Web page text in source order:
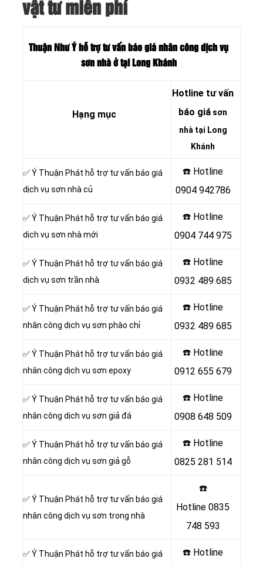
vật tư miễn phí
Thuận Như Ý hỗ trợ tư vấn báo giá nhân công dịch vụ
sơn nhà ở tại Long Khánh
Hạng mục
Hotline tư vấn
báo giá sơn
nhà tại Long
Khánh
✅ Ý Thuận Phát hỗ trợ tư vấn báo giá
dịch vụ sơn nhà củ
☎️ Hotline
0904 942786
✅ Ý Thuận Phát hỗ trợ tư vấn báo giá
dịch vụ sơn nhà mới
☎️ Hotline
0904 744 975
✅ Ý Thuận Phát hỗ trợ tư vấn báo giá
dịch vụ sơn trần nhà
☎️ Hotline
0932 489 685
✅ Ý Thuận Phát hỗ trợ tư vấn báo giá
nhân công dịch vụ sơn phào chỉ
☎️ Hotline
0932 489 685
✅ Ý Thuận Phát hỗ trợ tư vấn báo giá
nhân công dịch vụ sơn epoxy
☎️ Hotline
0912 655 679
✅ Ý Thuận Phát hỗ trợ tư vấn báo giá
nhân công dịch vụ sơn giả đá
☎️ Hotline
0908 648 509
✅ Ý Thuận Phát hỗ trợ tư vấn báo giá
nhân công dịch vụ sơn giả gỗ
☎️ Hotline
0825 281 514
✅ Ý Thuận Phát hỗ trợ tư vấn báo giá
nhân công dịch vụ sơn trong nhà
☎️
Hotline 0835
748 593
✅ Ý Thuận Phát hỗ trợ tư vấn báo giá
☎️ Hotline